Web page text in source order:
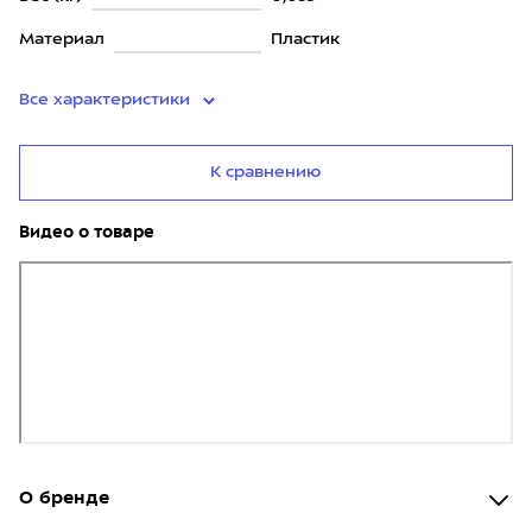
Материал Пластик
Все характеристики
К сравнению
Видео о товаре
О бренде